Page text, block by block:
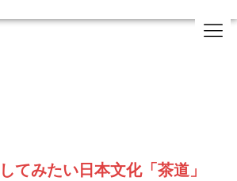
てみたい日本文化「茶道」